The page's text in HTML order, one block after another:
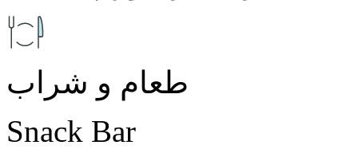
طعام و شراب
Snack Bar